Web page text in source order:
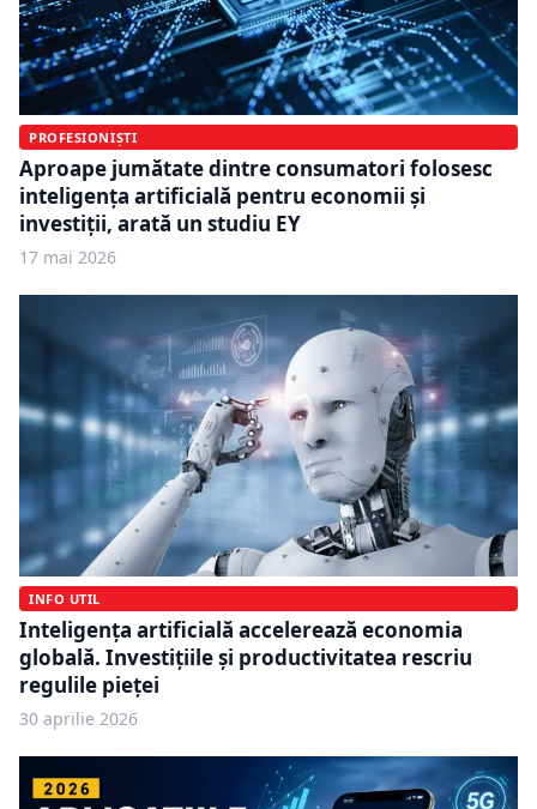
PROFESIONIȘTI
Aproape jumătate dintre consumatori folosesc
inteligența artificială pentru economii și
investiții, arată un studiu EY
17 mai 2026
INFO UTIL
Inteligența artificială accelerează economia
globală. Investițiile și productivitatea rescriu
regulile pieței
30 aprilie 2026